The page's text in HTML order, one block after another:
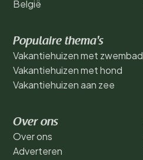
België
Populaire thema's
Vakantiehuizen met zwembad
Vakantiehuizen met hond
Vakantiehuizen aan zee
Over ons
Over ons
Adverteren